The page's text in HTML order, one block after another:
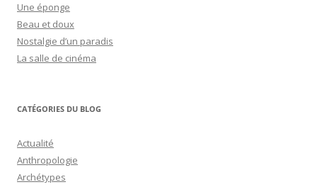
Une éponge
Beau et doux
Nostalgie d’un paradis
La salle de cinéma
CATÉGORIES DU BLOG
Actualité
Anthropologie
Archétypes